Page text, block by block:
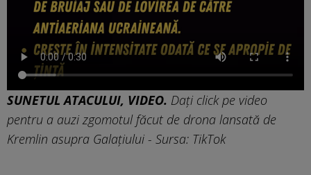
SUNETUL ATACULUI, VIDEO. Dați click pe video
pentru a auzi zgomotul făcut de drona lansată de
Kremlin asupra Galațiului - Sursa: TikTok